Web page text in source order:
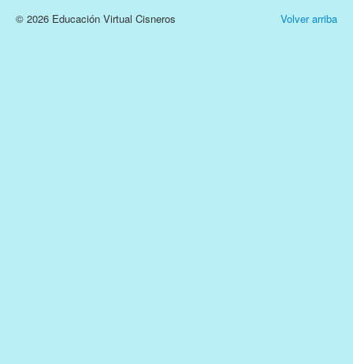
Volver arriba
© 2026 Educación Virtual Cisneros